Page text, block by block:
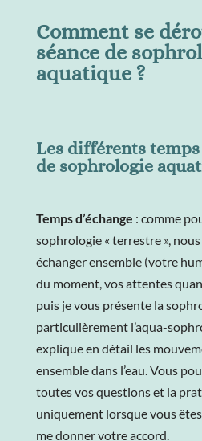
Comment se
séance de
aquatique ?
Les différents temps
de sophrologie
Temps d’échange : comme
sophrologie « terrestre »,
échanger ensemble (votre
du moment, vos attentes
puis je vous présente la
particulièrement l’aqua-
explique en détail les
ensemble dans l’eau. Vous
toutes vos questions et la
uniquement lorsque vous
me donner votre accord.